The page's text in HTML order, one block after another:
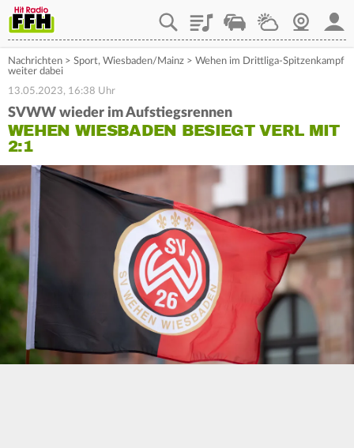
PlaylistStaupilotWetterWebcam
Nachrichten > Sport, Wiesbaden/Mainz > Wehen im Drittliga-Spitzenkampf
weiter dabei
13.05.2023, 16:38 Uhr
SVWW wieder im Aufstiegsrennen
WEHEN WIESBADEN BESIEGT VERL MIT
2:1